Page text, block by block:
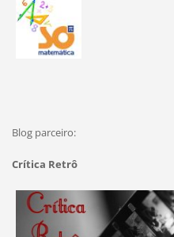
Blog parceiro:
Crítica Retrô